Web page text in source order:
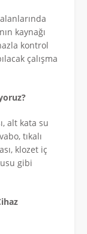
kaynağı
kontrol
çalışma
alt kata su
tıkalı
klozet iç
gibi